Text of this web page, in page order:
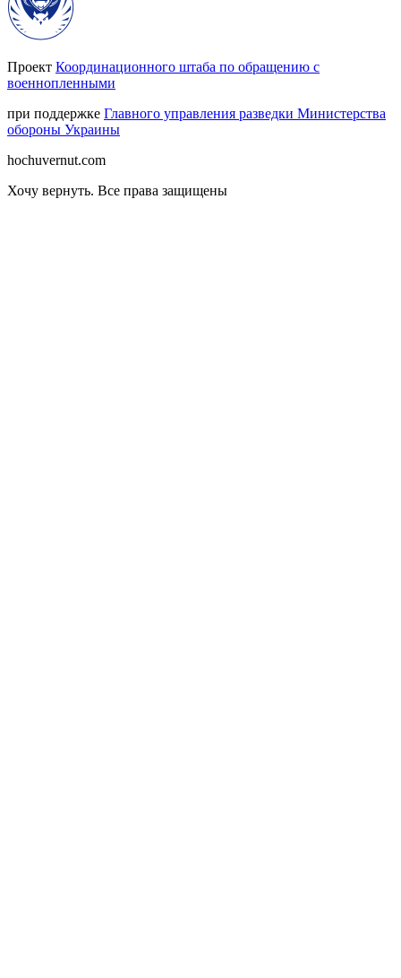
Проект Координационного штаба по обращению с
военнопленными
при поддержке Главного управления разведки Министерства
обороны Украины
hochuvernut.com
Хочу вернуть. Все права защищены